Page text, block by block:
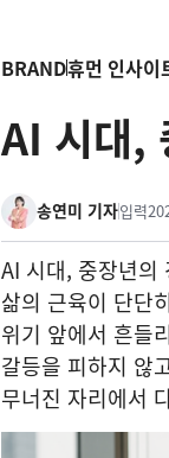
BRAND휴먼 인사이
AI 시대,
송연미 기자입력
AI 시대, 중장년의
삶의 근육이 단단
위기 앞에서 흔들
갈등을 피하지 않
무너진 자리에서